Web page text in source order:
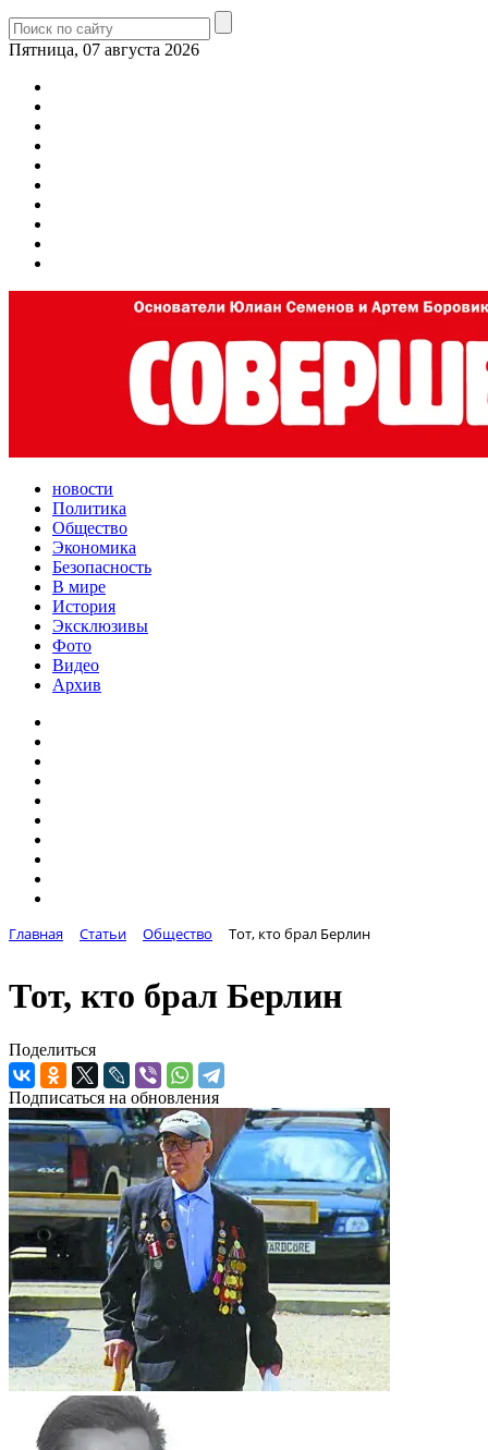
Пятница, 07 августа 2026
новости
Политика
Общество
Экономика
Безопасность
В мире
История
Эксклюзивы
Фото
Видео
Архив
Главная Статьи Общество Тот, кто брал Берлин
Тот, кто брал Берлин
Поделиться
Подписаться на обновления